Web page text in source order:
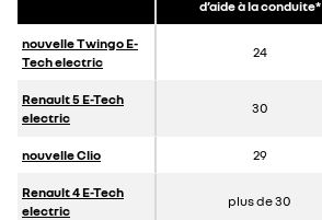
d’aide à la conduite*
nouvelle Twingo E-
Tech electric
24
Renault 5 E-Tech
electric
30
nouvelle Clio 29
Renault 4 E-Tech
electric
plus de 30